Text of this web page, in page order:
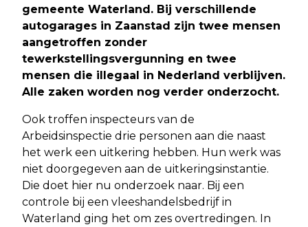
gemeente Waterland. Bij verschillende
autogarages in Zaanstad zijn twee mensen
aangetroffen zonder
tewerkstellingsvergunning en twee
mensen die illegaal in Nederland verblijven.
Alle zaken worden nog verder onderzocht.
Ook troffen inspecteurs van de
Arbeidsinspectie drie personen aan die naast
het werk een uitkering hebben. Hun werk was
niet doorgegeven aan de uitkeringsinstantie.
Die doet hier nu onderzoek naar. Bij een
controle bij een vleeshandelsbedrijf in
Waterland ging het om zes overtredingen. In